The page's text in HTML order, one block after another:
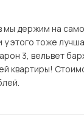
мы держим на
у этого тоже
3, вельвет
квартиры!